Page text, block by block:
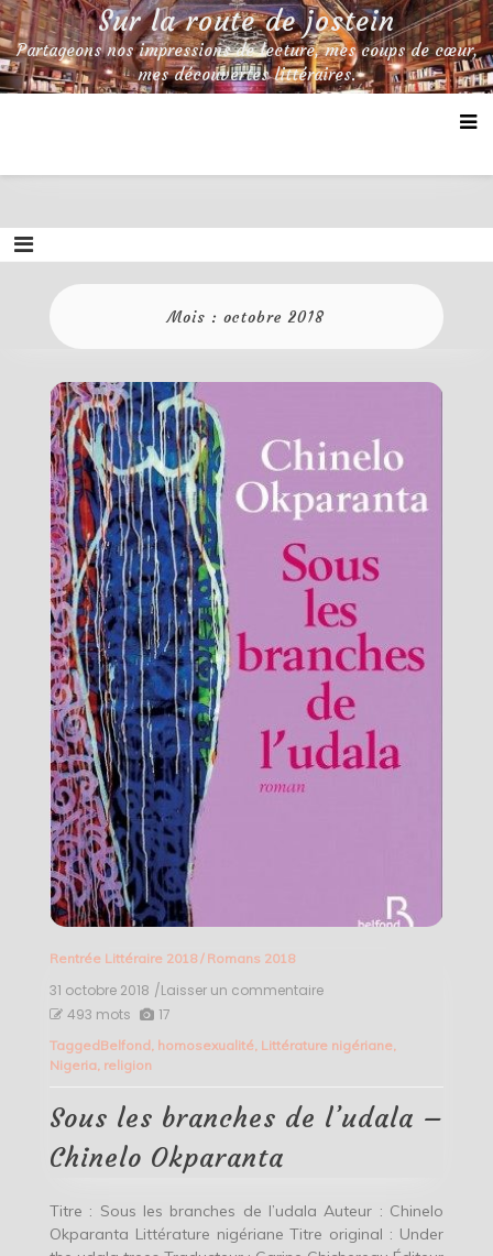
Skip
to
content
Sur la route de jostein
Partageons nos impressions de lecture, mes coups de cœur,
mes découvertes littéraires.
Mois :octobre 2018
Rentrée Littéraire 2018/ Romans 2018
31 octobre 2018 /Laisser un commentaireon
branches
–
Chinelo
493 mots 17
TaggedBelfond, homosexualité, Littérature nigériane,
Nigeria, religion
Sous les branches de l’udala –
Chinelo Okparanta
Titre : Sous les branches de l’udala Auteur : Chinelo
Okparanta Littérature nigériane Titre original : Under